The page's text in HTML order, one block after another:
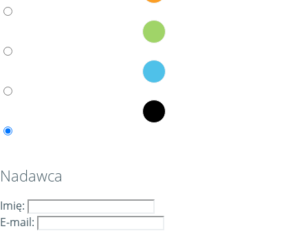
Nadawca
Imię:
E-mail: